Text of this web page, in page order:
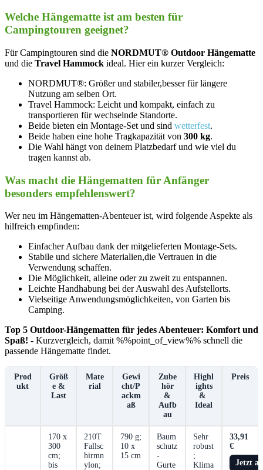
Welche Hängematte ist am besten für
Campingtouren geeignet?
Für Campingtouren sind die NORDMUT® Outdoor Hängematte
und die Travel Hammock ideal. Hier ein kurzer Vergleich:
NORDMUT®: Größer und stabiler,besser für längere
Nutzung am selben Ort.
Travel Hammock: ​Leicht und kompakt, einfach zu
transportieren für wechselnde Standorte.
Beide bieten ein Montage-Set und sind wetterfest.
Beide haben eine hohe Tragkapazität von 300 kg.
Die Wahl hängt​ von deinem Platzbedarf und wie viel ‍du
tragen kannst ab.
Was macht ⁤die Hängematten für Anfänger
besonders empfehlenswert?
Wer neu im Hängematten-Abenteuer ist, wird folgende Aspekte als⁢
hilfreich empfinden:
Einfacher Aufbau dank der mitgelieferten Montage-Sets.
Stabile und sichere Materialien,die Vertrauen in die
Verwendung schaffen.
Die Möglichkeit, alleine oder zu zweit zu entspannen.
Leichte Handhabung bei der Auswahl des Aufstellorts.
Vielseitige Anwendungsmöglichkeiten, von Garten bis
Camping.
Top 5 Outdoor-Hängematten für ⁢jedes Abenteuer: Komfort und
Spaß! ‍- Kurzvergleich, damit %%point_of_view%% ⁤schnell die‍
passende Hängematte findet.
Prod
ukt
Größ
e &
Last
Mate
rial
Gewi
cht/P
ackm
aß
Zube
hör⁤
&
Aufb
au
Highl
ights‌
& ​
Ideal
Preis
170 x⁣
300
cm;
bis
210T
Fallsc
hirmn
ylon;‌
790 g;
10 x
15 cm
Baum
schutz
-
Gurte
Sehr
robust
;
Klima
33,91
€
Jetzt